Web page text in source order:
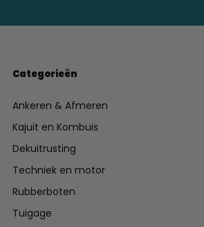
Categorieën
Ankeren & Afmeren
Kajuit en Kombuis
Dekuitrusting
Techniek en motor
Rubberboten
Tuigage